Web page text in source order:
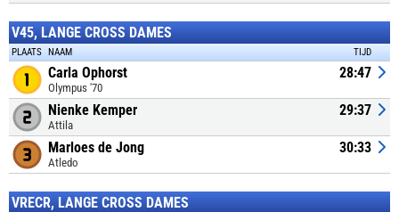
V45, LANGE CROSS DAMES
PLAATS NAAM TIJD
Carla Ophorst
Olympus '70
28:47
Nienke Kemper
Attila
29:37
Marloes de Jong
Atledo
30:33
VRECR, LANGE CROSS DAMES